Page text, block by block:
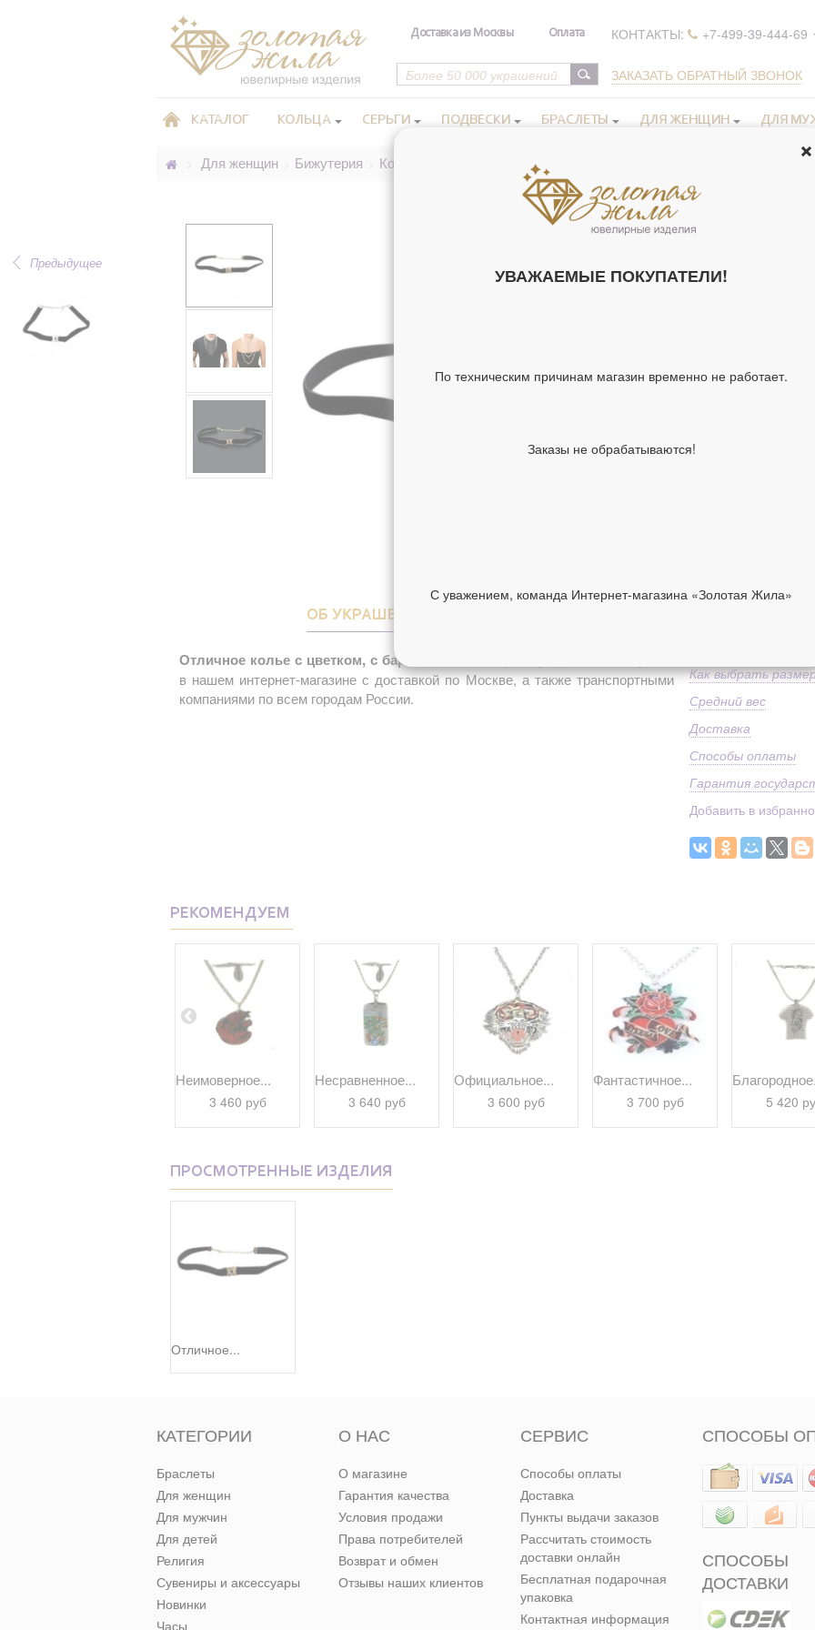
Доставка из Москвы Оплата КОНТАКТЫ: +7-499-39-444-69
ЗАКАЗАТЬ ОБРАТНЫЙ ЗВОНОК
КАТАЛОГ КОЛЬЦА СЕРЬГИ ПОДВЕСКИ БРАСЛЕТЫ ДЛЯ ЖЕНЩИН ДЛЯ
Для женщин Бижутерия Колье бижутерия Отличное колье с цветком, с бархатной лентой,
Предыдущее
ОБ УКРАШЕНИИ
Отличное колье с цветком, с бархатной лентой, бижутерия
в нашем интернет-магазине с доставкой по Москве, а также транспортными
компаниями по всем городам России.
ОТЛИЧНОЕ
БАРХАТНОЙ
(АРТ. 106158)
Тип украшения
Классификация
(Нажмите нужный)
Как выбрать
Средний вес
Доставка
Способы оплаты
Гарантия
Добавить в
РЕКОМЕНДУЕМ
Неимоверное...
3 460 руб
Несравненное...
3 640 руб
Официальное...
3 600 руб
Фантастичное...
3 700 руб 5 420
ПРОСМОТРЕННЫЕ ИЗДЕЛИЯ
Отличное...
КАТЕГОРИИ
Браслеты
Для женщин
Для мужчин
Для детей
Религия
Сувениры и аксессуары
Новинки
Часы
О НАС
О магазине
Гарантия качества
Условия продажи
Права потребителей
Возврат и обмен
Отзывы наших клиентов
СЕРВИС
Способы оплаты
Доставка
Пункты выдачи заказов
Рассчитать стоимость
доставки онлайн
Бесплатная подарочная
упаковка
Контактная информация
СПОСОБЫ
СПОСОБЫ
ДОСТАВКИ
УВАЖАЕМЫЕ ПОКУПАТЕЛИ!
По техническим причинам магазин временно не работает.
Заказы не обрабатываются!
С уважением, команда Интернет-магазина «Золотая Жила»